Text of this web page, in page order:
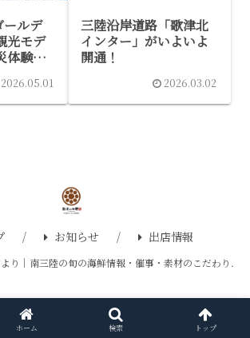
ールデ
光モデ
体験と
産
2026.05.01
三陸沿岸道路「歌津北
インター」がいよいよ
開通！
2026.03.02
お知らせ 出店情報
り｜南三陸の旬の海鮮情報・催事・素材のこだわり.
ホーム 検索 トップ